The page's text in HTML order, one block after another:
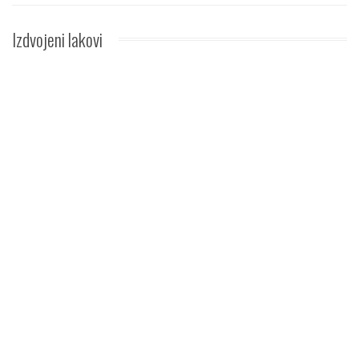
Izdvojenilakovi